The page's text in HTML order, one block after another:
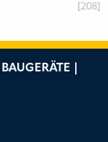
[208]
|